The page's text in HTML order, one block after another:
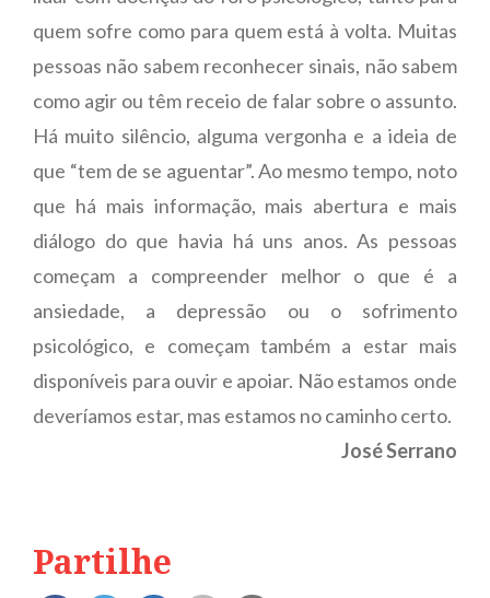
quem sofre como para quem está à volta. Muitas
pessoas não sabem reconhecer sinais, não sabem
como agir ou têm receio de falar sobre o assunto.
Há muito silêncio, alguma vergonha e a ideia de
que “tem de se aguentar”. Ao mesmo tempo, noto
que há mais informação, mais abertura e mais
diálogo do que havia há uns anos. As pessoas
começam a compreender melhor o que é a
ansiedade, a depressão ou o sofrimento
psicológico, e começam também a estar mais
disponíveis para ouvir e apoiar. Não estamos onde
deveríamos estar, mas estamos no caminho certo.
José Serrano
Partilhe